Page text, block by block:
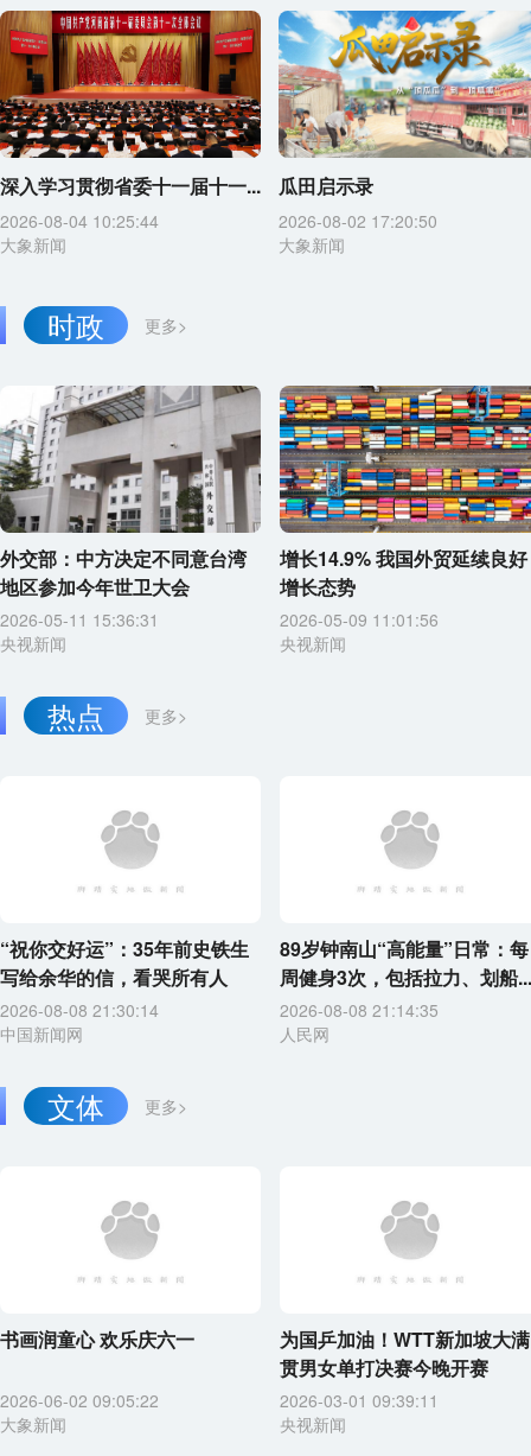
深入学习贯彻省委十一届十一...
2026-08-04 10:25:44
大象新闻
瓜田启示录
2026-08-02 17:20:50
大象新闻
更多>
时政
外交部：中方决定不同意台湾
地区参加今年世卫大会
2026-05-11 15:36:31
央视新闻
增长14.9% 我国外贸延续良好
增长态势
2026-05-09 11:01:56
央视新闻
更多>
热点
“祝你交好运”：35年前史铁生
写给余华的信，看哭所有人
2026-08-08 21:30:14
中国新闻网
89岁钟南山“高能量”日常：每
周健身3次，包括拉力、划船...
2026-08-08 21:14:35
人民网
更多>
文体
书画润童心 欢乐庆六一
2026-06-02 09:05:22
大象新闻
为国乒加油！WTT新加坡大满
贯男女单打决赛今晚开赛
2026-03-01 09:39:11
央视新闻